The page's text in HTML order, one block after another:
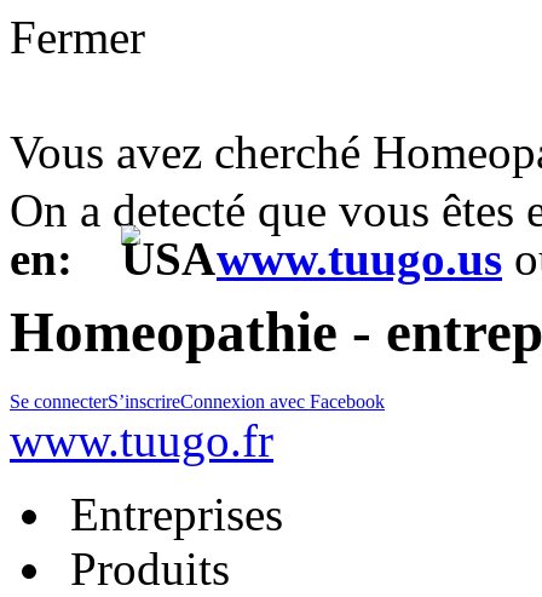
Fermer
Vous avez cherché
On a detecté que vous
en:
www.tuugo.us
Homeopathie -
Se connecterS’inscrireConnexion avec Facebook
www.tuugo.fr
Entreprises
Produits